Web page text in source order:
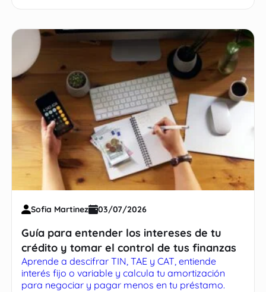
Sofia Martinez 03/07/2026
Guía para entender los intereses de tu
crédito y tomar el control de tus finanzas
Aprende a descifrar TIN, TAE y CAT, entiende
interés fijo o variable y calcula tu amortización
para negociar y pagar menos en tu préstamo.